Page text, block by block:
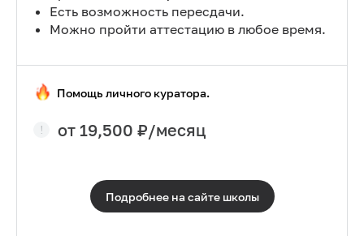
Есть возможность пересдачи.
Можно пройти аттестацию в любое время.
Помощь личного куратора.
от 19,500 ₽/месяц
Подробнее на сайте школы